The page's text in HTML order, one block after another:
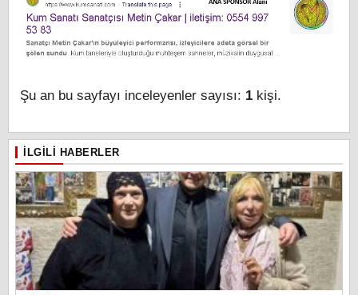
Şu an bu sayfayı inceleyenler sayısı: 1 kişi.
İLGILI HABERLER